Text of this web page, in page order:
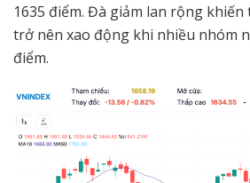
1635 điểm. Đà giảm lan rộng
trở nên xao động khi nhiều nhóm
điểm.